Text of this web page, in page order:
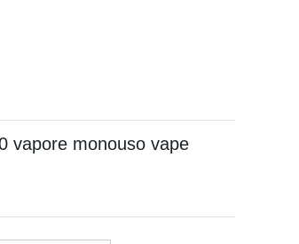
vapore monouso vape